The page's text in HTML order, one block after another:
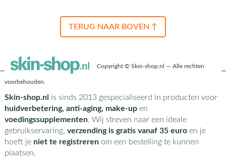
TERUG NAAR BOVEN ↑
Copyright © Skin-shop.nl — Alle rechten
voorbehouden.
Skin-shop.nl is sinds 2013 gespecialiseerd in producten voor
huidverbetering, anti-aging, make-upen
voedingssupplementen. Wij streven naar een ideale
gebruikservaring, verzending is gratis vanaf 35 euroen je
hoeft je niet te registrerenom een bestelling te kunnen
plaatsen.